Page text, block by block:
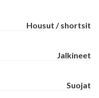
Housut / shortsit
Jalkineet
Suojat